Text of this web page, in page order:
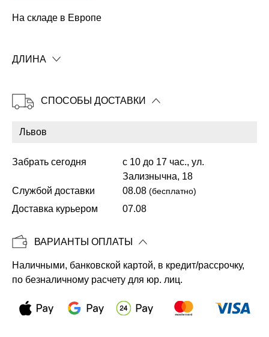
Копировать
На складе в Европе
ДЛИНА
СПОСОБЫ ДОСТАВКИ
Забрать сегодня
с 10 до 17 час., ул.
Зализнычна, 18
Службой доставки
08.08 (бесплатно)
Доставка курьером 07.08
ВАРИАНТЫ ОПЛАТЫ
Наличными, банковской картой, в кредит/рассрочку,
по безналичному расчету для юр. лиц.